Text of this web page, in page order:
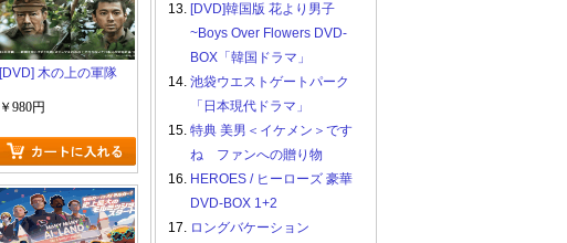
[DVD] 木の上の軍隊
￥980円
13. [DVD]韓国版 花より男子
~Boys Over Flowers DVD-
BOX「韓国ドラマ」
14. 池袋ウエストゲートパーク
「日本現代ドラマ」
15. 特典 美男＜イケメン＞です
ね ファンへの贈り物
16. HEROES / ヒーローズ 豪華
DVD-BOX 1+2
17. ロングバケーション